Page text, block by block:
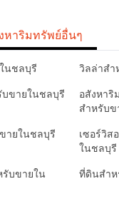
หาริมทรัพย์อื่นๆ
นชลบุรี วิลล่าสำ
บขายในชลบุรี
อสังหาริ
สำหรับ
ายในชลบุรี
เซอร์วิส
ในชลบุรี
รับขายใน
ที่ดินสำ